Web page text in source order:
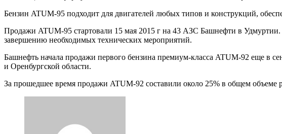
Бензин ATUM-95 подходит для двигателей любых типов и конструкций,
Продажи ATUM-95 стартовали 15 мая 2015 г на 43 АЗС Башнефти в
завершению необходимых технических мероприятий.
Башнефть начала продажи первого бензина премиум-класса ATUM-92 еще в
и Оренбургской области.
За прошедшее время продажи ATUM-92 составили около 25% в общем объеме